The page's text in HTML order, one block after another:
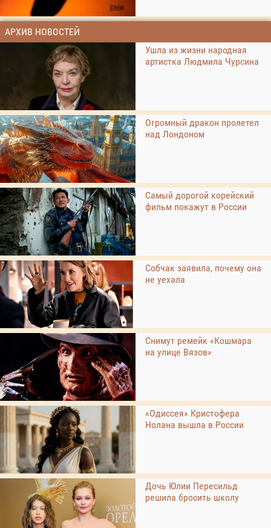
АРХИВ НОВОСТЕЙ
Ушла из жизни народная
артистка Людмила Чурсина
Огромный дракон пролетел
над Лондоном
Самый дорогой корейский
фильм покажут в России
Собчак заявила, почему она
не уехала
Снимут ремейк «Кошмара
на улице Вязов»
«Одиссея» Кристофера
Нолана вышла в России
Дочь Юлии Пересильд
решила бросить школу